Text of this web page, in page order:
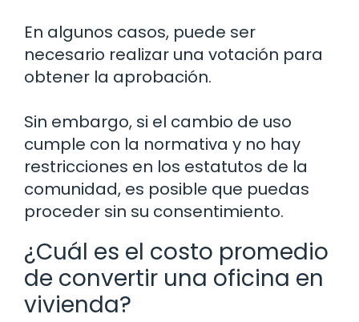
En algunos casos, puede ser
necesario realizar una votación para
obtener la aprobación.
Sin embargo, si el cambio de uso
cumple con la normativa y no hay
restricciones en los estatutos de la
comunidad, es posible que puedas
proceder sin su consentimiento.
¿Cuál es el costo promedio
de convertir una oficina en
vivienda?